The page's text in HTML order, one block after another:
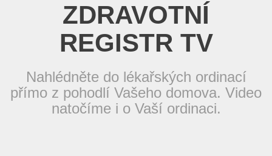
ZDRAVOTNÍ
REGISTR TV
Nahlédněte do lékařských ordinací
přímo z pohodlí Vašeho domova. Video
natočíme i o Vaší ordinaci.